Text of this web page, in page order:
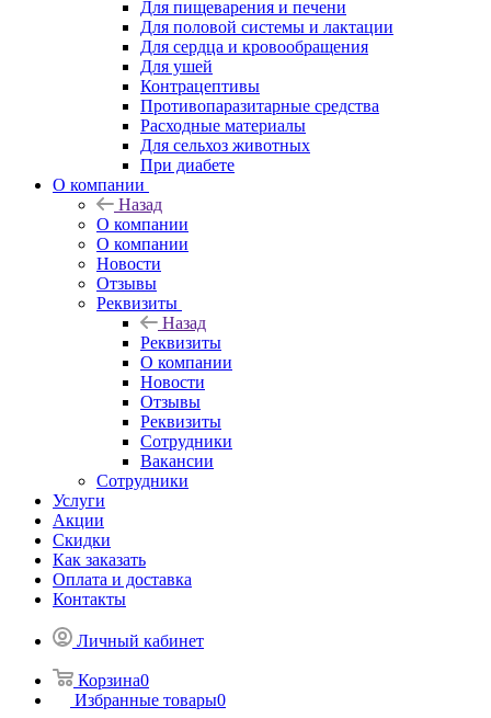
Для пищеварения и печени
Для половой системы и лактации
Для сердца и кровообращения
Для ушей
Контрацептивы
Противопаразитарные средства
Расходные материалы
Для сельхоз животных
При диабете
О компании
Назад
О компании
О компании
Новости
Отзывы
Реквизиты
Назад
Реквизиты
О компании
Новости
Отзывы
Реквизиты
Сотрудники
Вакансии
Сотрудники
Услуги
Акции
Скидки
Как заказать
Оплата и доставка
Контакты
Личный кабинет
Корзина0
Избранные товары0